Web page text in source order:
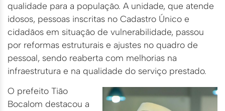
qualidade para a população. A unidade, que atende
idosos, pessoas inscritas no Cadastro Único e
cidadãos em situação de vulnerabilidade, passou
por reformas estruturais e ajustes no quadro de
pessoal, sendo reaberta com melhorias na
infraestrutura e na qualidade do serviço prestado.
O prefeito Tião
Bocalom destacou a